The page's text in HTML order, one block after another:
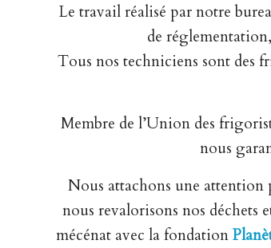
Le travail réalisé par notre
de
Tous nos techniciens sont des
Membre de l’Union des
nous
Nous attachons une attention
nous revalorisons nos déchets
mécénat avec la fondation